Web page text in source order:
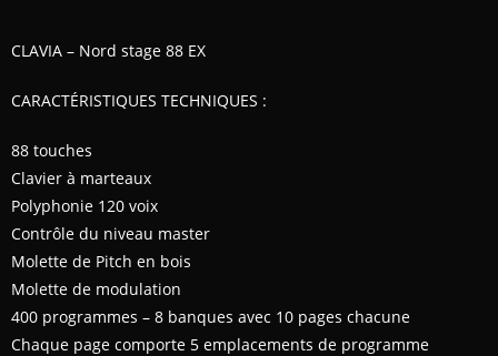
CLAVIA – Nord stage 88 EX
CARACTÉRISTIQUES TECHNIQUES :
88 touches
Clavier à marteaux
Polyphonie 120 voix
Contrôle du niveau master
Molette de Pitch en bois
Molette de modulation
400 programmes – 8 banques avec 10 pages chacune
Chaque page comporte 5 emplacements de programme